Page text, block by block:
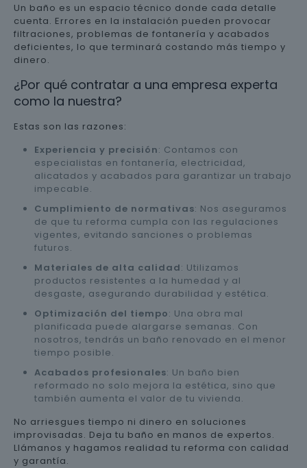
Un baño es un espacio técnico donde cada detalle
cuenta. Errores en la instalación pueden provocar
filtraciones, problemas de fontanería y acabados
deficientes, lo que terminará costando más tiempo y
dinero.
¿Por qué contratar a una empresa experta
como la nuestra?
Estas son las razones:
Experiencia y precisión: Contamos con
especialistas en fontanería, electricidad,
alicatados y acabados para garantizar un trabajo
impecable.
Cumplimiento de normativas: Nos aseguramos
de que tu reforma cumpla con las regulaciones
vigentes, evitando sanciones o problemas
futuros.
Materiales de alta calidad: Utilizamos
productos resistentes a la humedad y al
desgaste, asegurando durabilidad y estética.
Optimización del tiempo: Una obra mal
planificada puede alargarse semanas. Con
nosotros, tendrás un baño renovado en el menor
tiempo posible.
Acabados profesionales: Un baño bien
reformado no solo mejora la estética, sino que
también aumenta el valor de tu vivienda.
No arriesgues tiempo ni dinero en soluciones
improvisadas. Deja tu baño en manos de expertos.
Llámanos y hagamos realidad tu reforma con calidad
y garantía.